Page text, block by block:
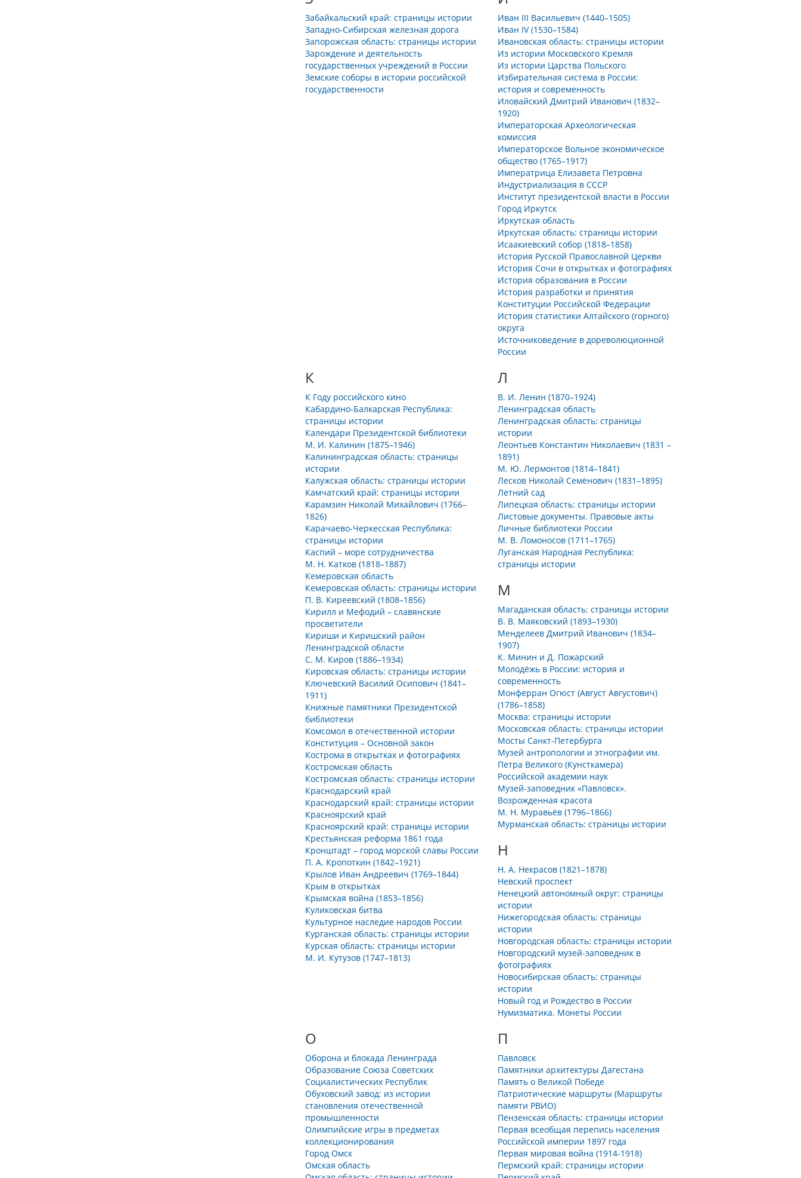
Забайкальский край: страницы истории
Западно-Сибирская железная дорога
Запорожская область: страницы истории
Зарождение и деятельность
государственных учреждений в России
Земские соборы в истории российской
государственности
Иван III Васильевич (1440–1505)
Иван IV (1530–1584)
Ивановская область: страницы истории
Из истории Московского Кремля
Из истории Царства Польского
Избирательная система в России:
история и современность
Иловайский Дмитрий Иванович (1832–
1920)
Императорская Археологическая
комиссия
Императорское Вольное экономическое
общество (1765–1917)
Императрица Елизавета Петровна
Индустриализация в СССР
Институт президентской власти в России
Город Иркутск
Иркутская область
Иркутская область: страницы истории
Исаакиевский собор (1818–1858)
История Русской Православной Церкви
История Сочи в открытках и фотографиях
История образования в России
История разработки и принятия
Конституции Российской Федерации
История статистики Алтайского (горного)
округа
Источниковедение в дореволюционной
России
К
К Году российского кино
Кабардино-Балкарская Республика:
страницы истории
Календари Президентской библиотеки
М. И. Калинин (1875–1946)
Калининградская область: страницы
истории
Калужская область: страницы истории
Камчатский край: страницы истории
Карамзин Николай Михайлович (1766–
1826)
Карачаево-Черкесская Республика:
страницы истории
Каспий – море сотрудничества
М. Н. Катков (1818–1887)
Кемеровская область
Кемеровская область: страницы истории
П. В. Киреевский (1808–1856)
Кирилл и Мефодий – славянские
просветители
Кириши и Киришский район
Ленинградской области
С. М. Киров (1886–1934)
Кировская область: страницы истории
Ключевский Василий Осипович (1841–
1911)
Книжные памятники Президентской
библиотеки
Комсомол в отечественной истории
Конституция – Основной закон
Кострома в открытках и фотографиях
Костромская область
Костромская область: страницы истории
Краснодарский край
Краснодарский край: страницы истории
Красноярский край
Красноярский край: страницы истории
Крестьянская реформа 1861 года
Кронштадт – город морской славы России
П. А. Кропоткин (1842–1921)
Крылов Иван Андреевич (1769–1844)
Крым в открытках
Крымская война (1853–1856)
Куликовская битва
Культурное наследие народов России
Курганская область: страницы истории
Курская область: страницы истории
М. И. Кутузов (1747–1813)
Л
В. И. Ленин (1870–1924)
Ленинградская область
Ленинградская область: страницы
истории
Леонтьев Константин Николаевич (1831 –
1891)
М. Ю. Лермонтов (1814–1841)
Лесков Николай Семёнович (1831–1895)
Летний сад
Липецкая область: страницы истории
Листовые документы. Правовые акты
Личные библиотеки России
М. В. Ломоносов (1711–1765)
Луганская Народная Республика:
страницы истории
М
Магаданская область: страницы истории
В. В. Маяковский (1893–1930)
Менделеев Дмитрий Иванович (1834–
1907)
К. Минин и Д. Пожарский
Молодёжь в России: история и
современность
Монферран Огюст (Август Августович)
(1786–1858)
Москва: страницы истории
Московская область: страницы истории
Мосты Санкт-Петербурга
Музей антропологии и этнографии им.
Петра Великого (Кунсткамера)
Российской академии наук
Музей-заповедник «Павловск».
Возрожденная красота
М. Н. Муравьёв (1796–1866)
Мурманская область: страницы истории
Н
Н. А. Некрасов (1821–1878)
Невский проспект
Ненецкий автономный округ: страницы
истории
Нижегородская область: страницы
истории
Новгородская область: страницы истории
Новгородский музей-заповедник в
фотографиях
Новосибирская область: страницы
истории
Новый год и Рождество в России
Нумизматика. Монеты России
О
Оборона и блокада Ленинграда
Образование Союза Советских
Социалистических Республик
Обуховский завод: из истории
становления отечественной
промышленности
Олимпийские игры в предметах
коллекционирования
Город Омск
Омская область
П
Павловск
Памятники архитектуры Дагестана
Память о Великой Победе
Патриотические маршруты (Маршруты
памяти РВИО)
Пензенская область: страницы истории
Первая всеобщая перепись населения
Российской империи 1897 года
Первая мировая война (1914-1918)
Пермcкий край: страницы истории